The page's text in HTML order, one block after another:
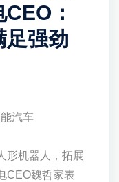
：
足强劲
汽车
形机器人，拓展
CEO魏哲家表